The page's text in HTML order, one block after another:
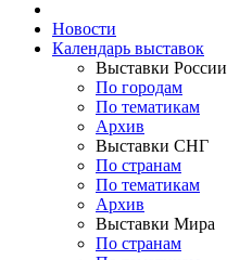
Новости
Календарь выставок
Выставки России
По городам
По тематикам
Архив
Выставки СНГ
По странам
По тематикам
Архив
Выставки Мира
По странам